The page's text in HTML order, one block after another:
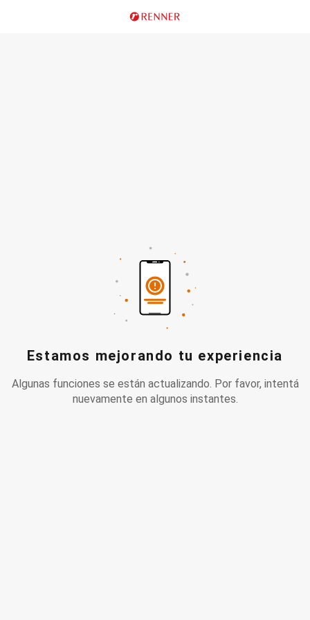
Estamos mejorando tu experiencia
Algunas funciones se están actualizando. Por favor, intentá
nuevamente en algunos instantes.